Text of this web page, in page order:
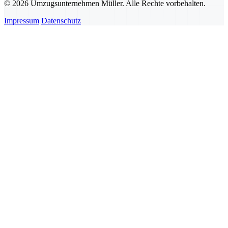
© 2026 Umzugsunternehmen Müller. Alle Rechte vorbehalten.
Impressum Datenschutz